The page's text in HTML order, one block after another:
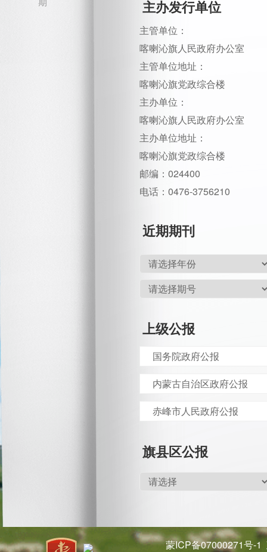
主办发行单位
主管单位：
喀喇沁旗人民政府办公室
主管单位地址：
喀喇沁旗党政综合楼
主办单位：
喀喇沁旗人民政府办公室
主办单位地址：
喀喇沁旗党政综合楼
邮编：024400
电话：0476-3756210
近期期刊
上级公报
国务院政府公报
内蒙古自治区政府公报
赤峰市人民政府公报
旗县区公报
蒙ICP备07000271号-1